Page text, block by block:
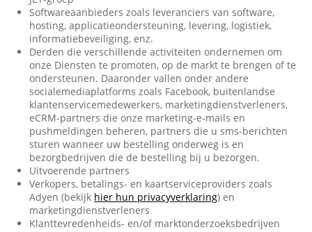
Softwareaanbieders zoals leveranciers van software,
hosting, applicatieondersteuning, levering, logistiek,
informatiebeveiliging, enz.
Derden die verschillende activiteiten ondernemen om
onze Diensten te promoten, op de markt te brengen of te
ondersteunen. Daaronder vallen onder andere
socialemediaplatforms zoals Facebook, buitenlandse
klantenservicemedewerkers, marketingdienstverleners,
eCRM-partners die onze marketing-e-mails en
pushmeldingen beheren, partners die u sms-berichten
sturen wanneer uw bestelling onderweg is en
bezorgbedrijven die de bestelling bij u bezorgen.
Uitvoerende partners
Verkopers, betalings- en kaartserviceproviders zoals
Adyen (bekijk hier hun privacyverklaring) en
marketingdienstverleners
Klanttevredenheids- en/of marktonderzoeksbedrijven